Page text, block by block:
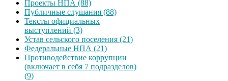
Проекты НПА (88)
Публичные слушания (88)
Тексты официальных
выступлений (3)
Устав сельского поселения (21)
Федеральные НПА (21)
Противодействие коррупции
(включает в себя 7 подразделов)
(9)